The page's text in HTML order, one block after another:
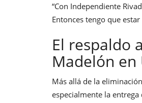
“Con Independiente
Entonces tengo que
El respaldo
Madelón en
Más allá de la
especialmente la entrega